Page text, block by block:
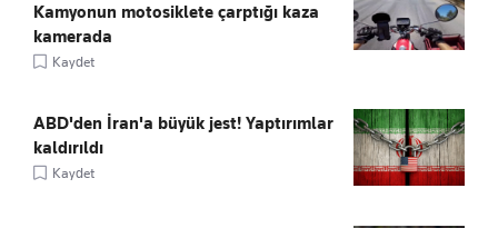
Kamyonun motosiklete çarptığı kaza
kamerada
Kaydet
ABD'den İran'a büyük jest! Yaptırımlar
kaldırıldı
Kaydet